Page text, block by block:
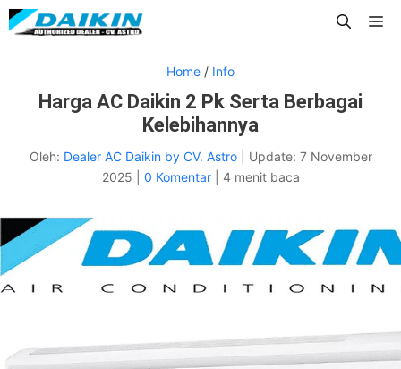
Langsung
ke
Home / Info
Harga AC Daikin 2 Pk Serta Berbagai
Kelebihannya
Oleh: Dealer AC Daikin by CV. Astro Update: 7 November
2025
0 Komentar 4 menit baca